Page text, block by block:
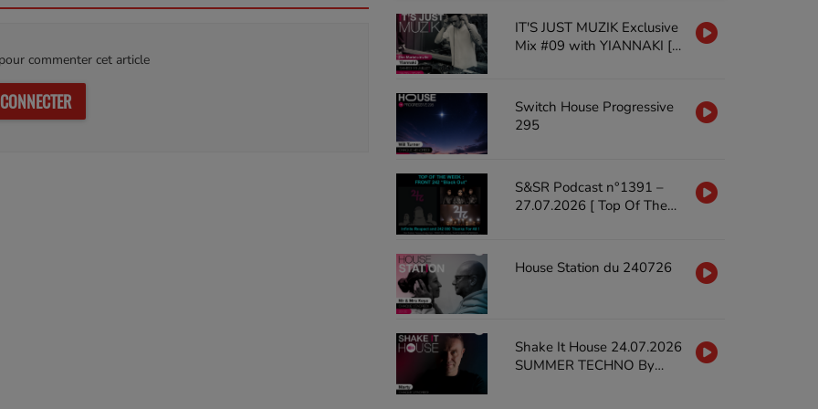
commenter cet article
IT'S JUST MUZIK Exclusive
Mix #09 with YIANNAKI [18
Switch House Progressive
295
S&SR Podcast n°1391 –
27.07.2026 [ Top Of The
House Station du 240726
Shake It House 24.07.2026
SUMMER TECHNO By